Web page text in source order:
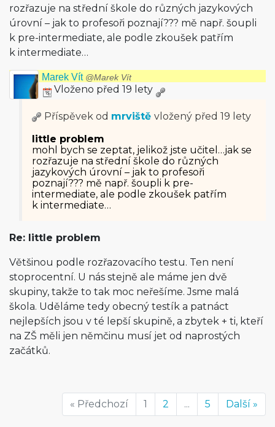
rozřazuje na střední škole do různých jazykových
úrovní – jak to profesoři poznají??? mě např. šoupli
k pre-intermediate, ale podle zkoušek patřím
k intermediate…
Marek Vít @Marek Vít
Vloženo před 19 lety
Příspěvek od mrviště vložený před 19 lety
little problem
mohl bych se zeptat, jelikož jste učitel…jak se
rozřazuje na střední škole do různých
jazykových úrovní – jak to profesoři
poznají??? mě např. šoupli k pre-
intermediate, ale podle zkoušek patřím
k intermediate…
Re: little problem
Většinou podle rozřazovacího testu. Ten není
stoprocentní. U nás stejně ale máme jen dvě
skupiny, takže to tak moc neřešíme. Jsme malá
škola. Uděláme tedy obecný testík a patnáct
nejlepších jsou v té lepší skupině, a zbytek + ti, kteří
na ZŠ měli jen němčinu musí jet od naprostých
začátků.
« Předchozí 1 2 ... 5 Další »